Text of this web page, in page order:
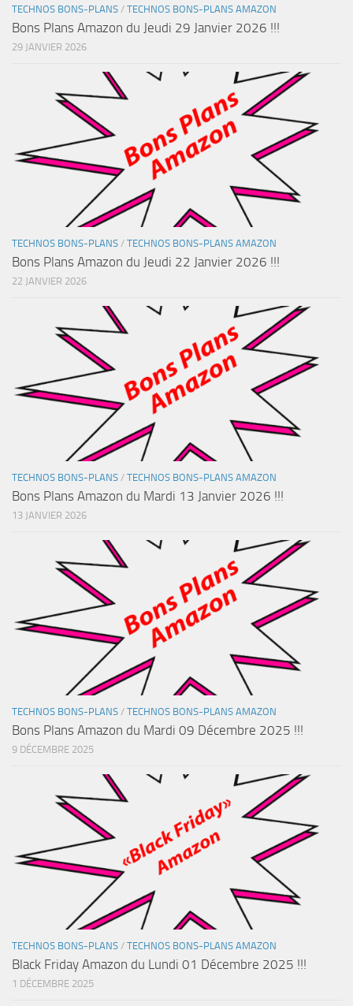
TECHNOS BONS-PLANS / TECHNOS BONS-PLANS AMAZON
Bons Plans Amazon du Jeudi 29 Janvier 2026 !!!
29 JANVIER 2026
TECHNOS BONS-PLANS / TECHNOS BONS-PLANS AMAZON
Bons Plans Amazon du Jeudi 22 Janvier 2026 !!!
22 JANVIER 2026
TECHNOS BONS-PLANS / TECHNOS BONS-PLANS AMAZON
Bons Plans Amazon du Mardi 13 Janvier 2026 !!!
13 JANVIER 2026
TECHNOS BONS-PLANS / TECHNOS BONS-PLANS AMAZON
Bons Plans Amazon du Mardi 09 Décembre 2025 !!!
9 DÉCEMBRE 2025
TECHNOS BONS-PLANS / TECHNOS BONS-PLANS AMAZON
Black Friday Amazon du Lundi 01 Décembre 2025 !!!
1 DÉCEMBRE 2025